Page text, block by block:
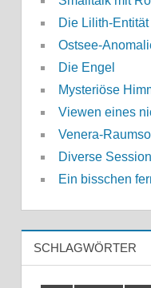
Die Lilith-Entität
Ostsee-
Die Engel
Mysteriöse
Viewen eines
Venera-
Diverse
Ein bisschen
SCHLAGWÖRTER